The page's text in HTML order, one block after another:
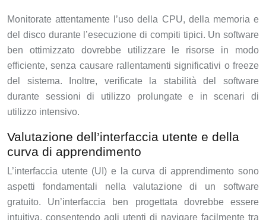
Monitorate attentamente l’uso della CPU, della memoria e
del disco durante l’esecuzione di compiti tipici. Un software
ben ottimizzato dovrebbe utilizzare le risorse in modo
efficiente, senza causare rallentamenti significativi o freeze
del sistema. Inoltre, verificate la stabilità del software
durante sessioni di utilizzo prolungate e in scenari di
utilizzo intensivo.
Valutazione dell’interfaccia utente e della
curva di apprendimento
L’interfaccia utente (UI) e la curva di apprendimento sono
aspetti fondamentali nella valutazione di un software
gratuito. Un’interfaccia ben progettata dovrebbe essere
intuitiva, consentendo agli utenti di navigare facilmente tra